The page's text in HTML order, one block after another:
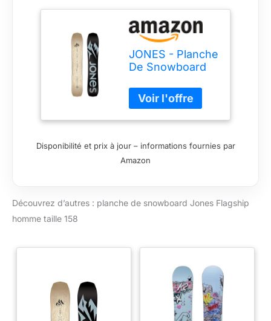
JONES - Planche
De Snowboard
Homme -
Homme - Taille
158 - Marron
Disponibilité et prix à jour – informations fournies par
Amazon
Découvrez d’autres : planche de snowboard Jones Flagship
homme taille 158